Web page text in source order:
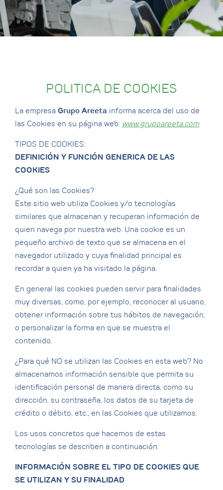
POLITICA DE COOKIES
La empresa Grupo Areeta informa acerca del uso de
las Cookies en su página web: www.grupoareeta.com
TIPOS DE COOKIES:
DEFINICIÓN Y FUNCIÓN GENERICA DE LAS
COOKIES
¿Qué son las Cookies?
Este sitio web utiliza Cookies y/o tecnologías
similares que almacenan y recuperan información de
quien navega por nuestra web. Una cookie es un
pequeño archivo de texto que se almacena en el
navegador utilizado y cuya finalidad principal es
recordar a quien ya ha visitado la página.
En general las cookies pueden servir para finalidades
muy diversas, como, por ejemplo, reconocer al usuario,
obtener información sobre tus hábitos de navegación,
o personalizar la forma en que se muestra el
contenido.
¿Para qué NO se utilizan las Cookies en esta web? No
almacenamos información sensible que permita su
identificación personal de manera directa, como su
dirección, su contraseña, los datos de su tarjeta de
crédito o débito, etc., en las Cookies que utilizamos.
Los usos concretos que hacemos de estas
tecnologías se describen a continuación.
INFORMACIÓN SOBRE EL TIPO DE COOKIES QUE
SE UTILIZAN Y SU FINALIDAD